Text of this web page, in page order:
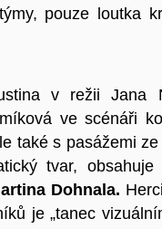
pouze loutka
v režii Jana
ve scénáři
také s pasážemi ze
tvar,
Dohnala.
je „tanec